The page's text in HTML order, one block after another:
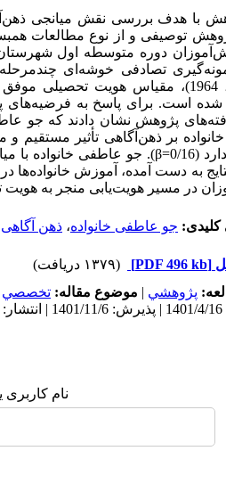
با هدف بررسی نقش میانجی
توصیفی و از نوع مطالعات
تصادفی خوشه­‌ای
به دست آمده، آموزش خانواده‌­ها
در مسیر هویت­‌یابی منجر به
کلیدی: جو عاطفی خانواده، ذهن آگاهی
[PDF 496 kb]
(۱۳۷۹ دریافت)
پژوهشي | موضوع مقاله: تخصصي
نام